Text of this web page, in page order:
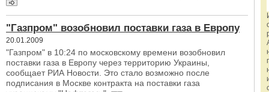
"Газпром" возобновил поставки газа в Европу
20.01.2009
"Газпром" в 10:24 по московскому времени возобновил
поставки газа в Европу через территорию Украины,
сообщает РИА Новости. Это стало возможно после
подписания в Москве контракта на поставки газа